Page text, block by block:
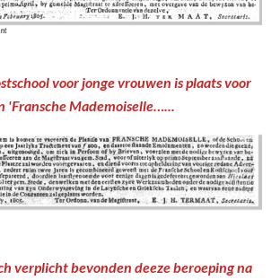
voor jonge vrouwen is plaats voor
'Fransche Mademoiselle…...
verplicht bevonden deeze beroeping na